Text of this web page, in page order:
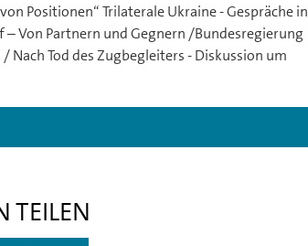
Positionen“ Trilaterale Ukraine - Gespräche in
Von Partnern und Gegnern /Bundesregierung
Nach Tod des Zugbegleiters - Diskussion um
TEILEN